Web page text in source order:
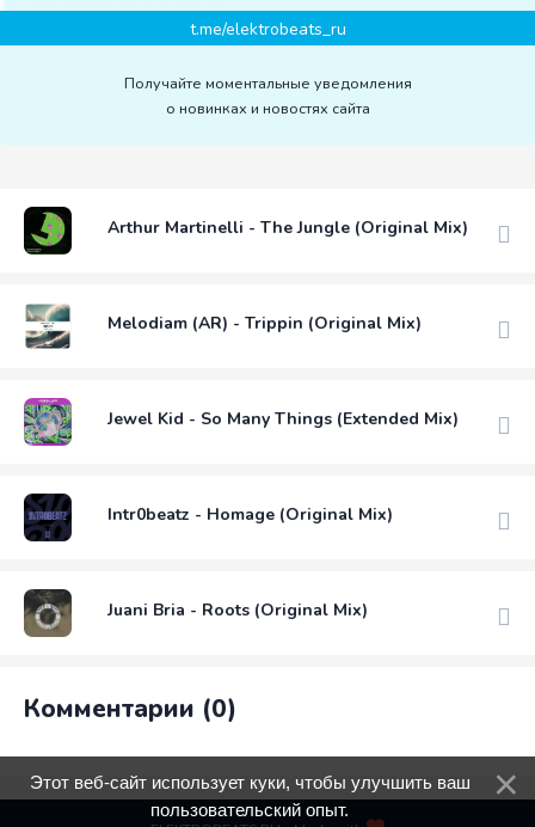
t.me/elektrobeats_ru
Получайте моментальные уведомления
о новинках и новостях сайта
Arthur Martinelli - The Jungle (Original Mix)
Melodiam (AR) - Trippin (Original Mix)
Jewel Kid - So Many Things (Extended Mix)
Intr0beatz - Homage (Original Mix)
Juani Bria - Roots (Original Mix)
Комментарии (0)
Этот веб-сайт использует куки, чтобы улучшить ваш
пользовательский опыт.